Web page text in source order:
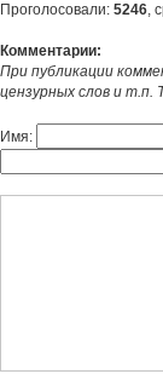
Проголосовали: 5246,
Комментарии:
При публикации
цензурных слов и т.п.
Имя: